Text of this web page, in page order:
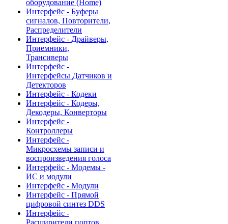
оборудование (Home)
Интерфейс - Буферы
сигналов, Повторители,
Распределители
Интерфейс - Драйверы,
Приемники,
Трансиверы
Интерфейс -
Интерфейсы Датчиков и
Детекторов
Интерфейс - Кодеки
Интерфейс - Кодеры,
Декодеры, Конверторы
Интерфейс -
Контроллеры
Интерфейс -
Микросхемы записи и
воспроизведения голоса
Интерфейс - Модемы -
ИС и модули
Интерфейс - Модули
Интерфейс - Прямой
цифровой синтез DDS
Интерфейс -
Расширители портов